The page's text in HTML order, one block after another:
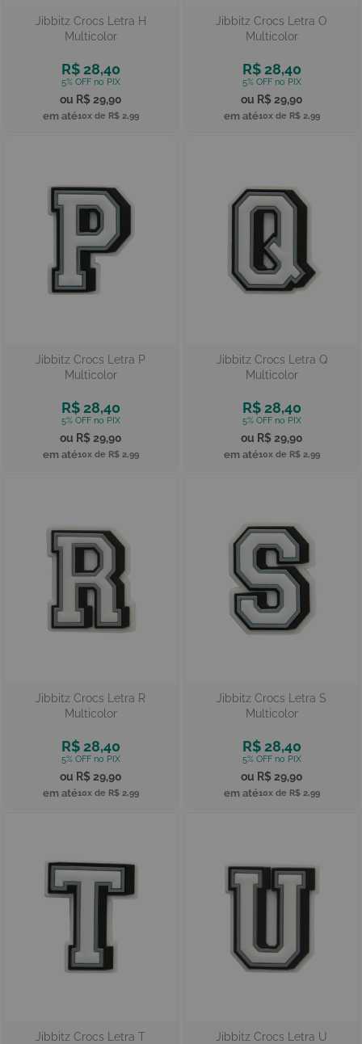
Jibbitz Crocs Letra H
Multicolor
R$ 28,40
R$ 29,90
10x de R$ 2,99
Jibbitz Crocs Letra O
Multicolor
R$ 28,40
R$ 29,90
10x de R$ 2,99
Jibbitz Crocs Letra P
Multicolor
R$ 28,40
R$ 29,90
10x de R$ 2,99
Jibbitz Crocs Letra Q
Multicolor
R$ 28,40
R$ 29,90
10x de R$ 2,99
Jibbitz Crocs Letra R
Multicolor
R$ 28,40
R$ 29,90
10x de R$ 2,99
Jibbitz Crocs Letra S
Multicolor
R$ 28,40
R$ 29,90
10x de R$ 2,99
Jibbitz Crocs Letra T
Jibbitz Crocs Letra U